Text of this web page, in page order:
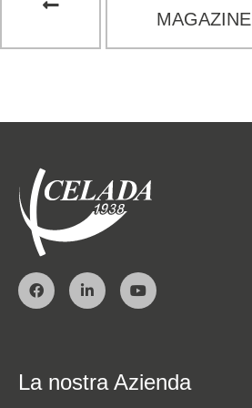
MAGAZINE
La nostra Azienda